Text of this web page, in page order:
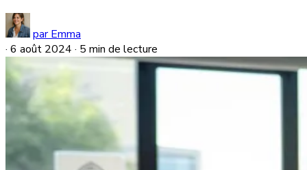
par Emma
· 6 août 2024 · 5 min de lecture